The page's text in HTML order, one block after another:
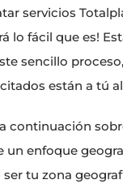
servicios
lo fácil que es!
sencillo
están a tú
continuación
un enfoque
ser tu zona